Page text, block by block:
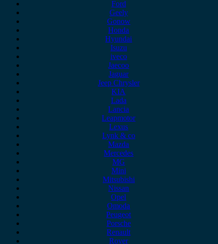
Ford
Geely
Gonow
Honda
Hyundai
Isuzu
iveco
Jaecoo
Jaguar
Jeep Chrysler
KIA
Lada
Lancia
Leapmotor
Lexus
Lynk & co
Mazda
Mercedes
MG
Mini
Mitsubishi
Nissan
Opel
Omoda
Peugeot
Porsche
Renault
Rover